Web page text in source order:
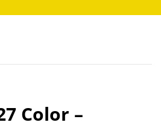
Color –